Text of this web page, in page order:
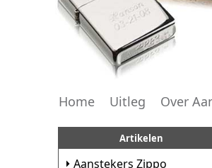
Home Uitleg Over
Artikelen
Aanstekers Zippo